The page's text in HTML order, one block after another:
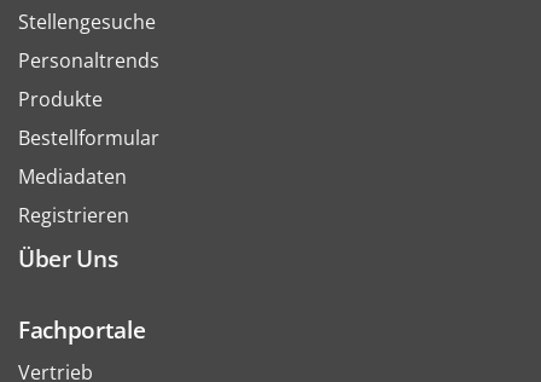
Stellengesuche
Personaltrends
Produkte
Bestellformular
Mediadaten
Registrieren
Über Uns
Fachportale
Vertrieb